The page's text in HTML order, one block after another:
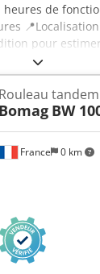
heures de
pour
Paiement à la
par un
⚠️ 📌
sont donc pas
vous
: la référence «
💡
professionnels
sécurisées
et des
sur notre
France 0 km
Rouleau tandem
Bomag BW